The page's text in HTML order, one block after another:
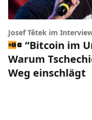
Josef Tětek im
“Bitcoin im
Warum
Weg einschlägt